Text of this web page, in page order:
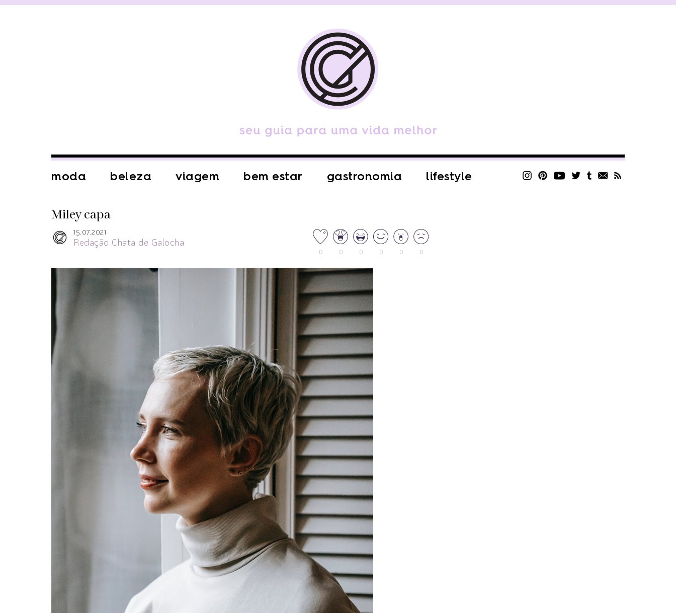
moda beleza viagem bem estar gastronomia lifestyle
Miley capa
15.07.2021
Redação Chata de Galocha
0 0 0 0 0 0